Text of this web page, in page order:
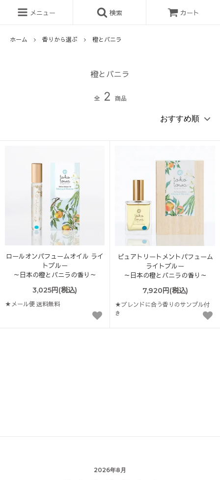
メニュー 検索 カート
ホーム 香りから選ぶ 橙とバニラ
橙とバニラ
全 2 商品
ロールオンパフュームオイル ライ
トブルー
～日本の橙とバニラの香り～
3,025円(税込)
★メール便 送料無料
ピュアトリートメントパフューム
ライトブルー
～日本の橙とバニラの香り～
7,920円(税込)
★ブレンドに合う香りのサンプル付
き
2026年8月